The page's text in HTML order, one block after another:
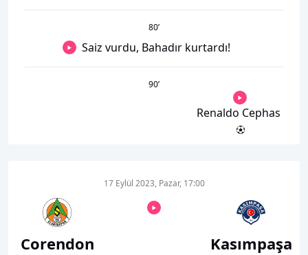
80’
Saiz vurdu, Bahadır kurtardı!
90’
Renaldo Cephas
Corendon
17 Eylül 2023, Pazar, 17:00
Kasımpaşa